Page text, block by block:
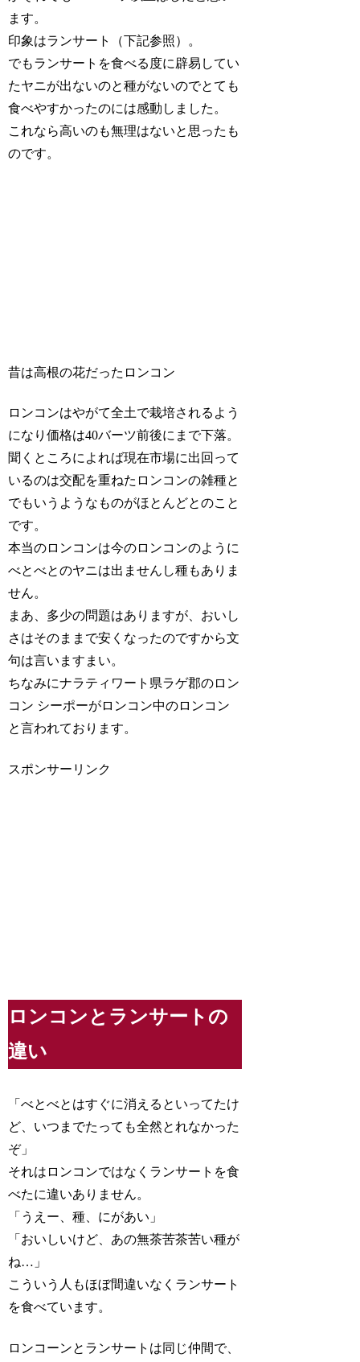
ます。
印象はランサート（下記参照）。
でもランサートを食べる度に辟易してい
たヤニが出ないのと種がないのでとても
食べやすかったのには感動しました。
これなら高いのも無理はないと思ったも
のです。
昔は高根の花だったロンコン
ロンコンはやがて全土で栽培されるよう
になり価格は40バーツ前後にまで下落。
聞くところによれば現在市場に出回って
いるのは交配を重ねたロンコンの雑種と
でもいうようなものがほとんどとのこと
です。
本当のロンコンは今のロンコンのように
べとべとのヤニは出ませんし種もありま
せん。
まあ、多少の問題はありますが、おいし
さはそのままで安くなったのですから文
句は言いますまい。
ちなみにナラティワート県ラゲ郡のロン
コン シーポーがロンコン中のロンコン
と言われております。
スポンサーリンク
ロンコンとランサートの
違い
「べとべとはすぐに消えるといってたけ
ど、いつまでたっても全然とれなかった
ぞ」
それはロンコンではなくランサートを食
べたに違いありません。
「うえー、種、にがあい」
「おいしいけど、あの無茶苦茶苦い種が
ね…」
こういう人もほぼ間違いなくランサート
を食べています。
ロンコーンとランサートは同じ仲間で、